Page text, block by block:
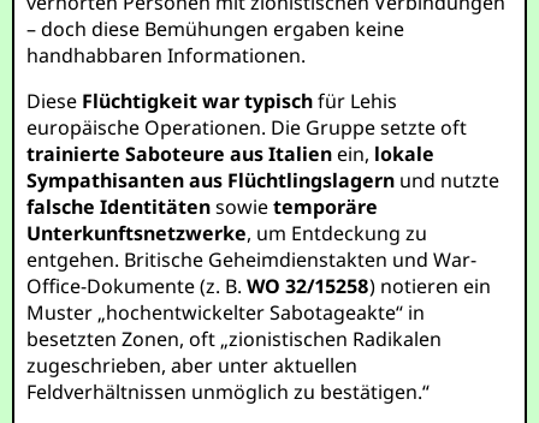
– doch diese Bemühungen ergaben keine
handhabbaren Informationen.
Diese Flüchtigkeit war typischfür Lehis
europäische Operationen. Die Gruppe setzte oft
trainierte Saboteure aus Italienein, lokale
Sympathisanten aus Flüchtlingslagern und nutzte
falsche Identitätensowietemporäre
Unterkunftsnetzwerke, um Entdeckung zu
entgehen. Britische Geheimdienstakten und War-
Office-Dokumente (z. B.WO 32/15258) notieren ein
Muster „hochentwickelter Sabotageakte“ in
besetzten Zonen, oft „zionistischen Radikalen
zugeschrieben, aber unter aktuellen
Feldverhältnissen unmöglich zu bestätigen.“